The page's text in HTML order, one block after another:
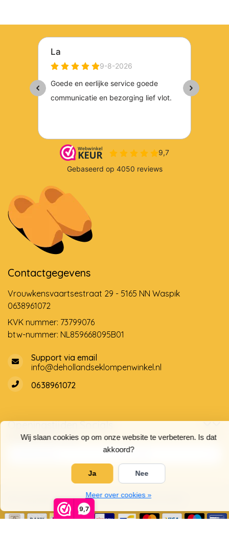
9,7
Wij slaan cookies op om onze website te verbeteren. Is dat
akkoord?
Ja Nee
Meer over cookies »
Contactgegevens
Vrouwkensvaartsestraat 29 - 5165 NN Waspik
0638961072
KVK nummer: 73799076
btw-nummer: NL859668095B01
Support via email
info@dehollandseklompenwinkel.nl
0638961072
OpeningstijdenSocials
Klantenservice
© Copyright 2026 De Hollandse Klompenwinkel